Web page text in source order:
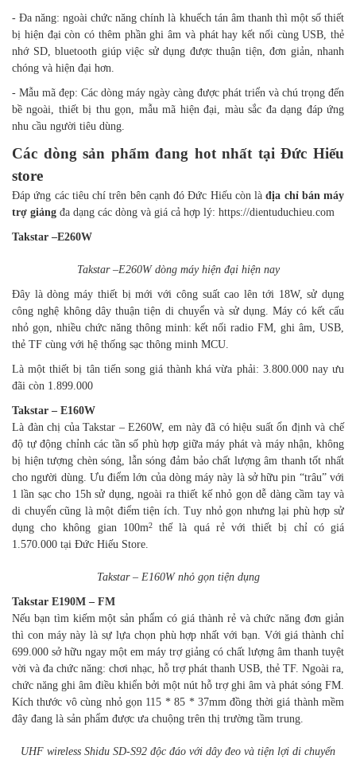
- Đa năng: ngoài chức năng chính là khuếch tán âm thanh thì một số thiết
bị hiện đại còn có thêm phần ghi âm và phát hay kết nối cùng USB, thẻ
nhớ SD, bluetooth giúp việc sử dụng được thuận tiện, đơn giản, nhanh
chóng và hiện đại hơn.
- Mẫu mã đẹp: Các dòng máy ngày càng được phát triển và chú trọng đến
bề ngoài, thiết bị thu gọn, mẫu mã hiện đại, màu sắc đa dạng đáp ứng
nhu cầu người tiêu dùng.
Các dòng sản phẩm đang hot nhất tại Đức Hiếu
store
Đáp ứng các tiêu chí trên bên cạnh đó Đức Hiếu còn làđịa chỉ bán máy
trợ giảng đa dạng các dòng và giá cả hợp lý: https://dientuduchieu.com
Takstar –E260W
Takstar –E260W dòng máy hiện đại hiện nay
Đây là dòng máy thiết bị mới với công suất cao lên tới 18W, sử dụng
công nghệ không dây thuận tiện di chuyển và sử dụng. Máy có kết cấu
nhỏ gọn, nhiều chức năng thông minh: kết nối radio FM, ghi âm, USB,
thẻ TF cùng với hệ thống sạc thông minh MCU.
Là một thiết bị tân tiến song giá thành khá vừa phải: 3.800.000 nay ưu
đãi còn 1.899.000
Takstar – E160W
Là đàn chị của Takstar – E260W, em này đã có hiệu suất ổn định và chế
độ tự động chỉnh các tần số phù hợp giữa máy phát và máy nhận, không
bị hiện tượng chèn sóng, lẫn sóng đảm bảo chất lượng âm thanh tốt nhất
cho người dùng. Ưu điểm lớn của dòng máy này là sở hữu pin “trâu” với
1 lần sạc cho 15h sử dụng, ngoài ra thiết kế nhỏ gọn dễ dàng cầm tay và
di chuyển cũng là một điểm tiện ích. Tuy nhỏ gọn nhưng lại phù hợp sử
dụng cho không gian 100m2thế là quá rẻ với thiết bị chỉ có giá
1.570.000 tại Đức Hiếu Store.
Takstar – E160W nhỏ gọn tiện dụng
Takstar E190M – FM
Nếu bạn tìm kiếm một sản phẩm có giá thành rẻ và chức năng đơn giản
thì con máy này là sự lựa chọn phù hợp nhất với bạn. Với giá thành chỉ
699.000 sở hữu ngay một em máy trợ giảng có chất lượng âm thanh tuyệt
vời và đa chức năng: chơi nhạc, hỗ trợ phát thanh USB, thẻ TF. Ngoài ra,
chức năng ghi âm điều khiển bởi một nút hỗ trợ ghi âm và phát sóng FM.
Kích thước vô cùng nhỏ gọn 115 * 85 * 37mm đồng thời giá thành mềm
đây đang là sản phẩm được ưa chuộng trên thị trường tầm trung.
UHF wireless Shidu SD-S92 độc đáo với dây đeo và tiện lợi di chuyển